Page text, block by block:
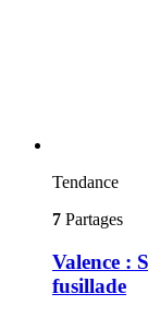
Tendance
7 Partages
Valence :
fusillade